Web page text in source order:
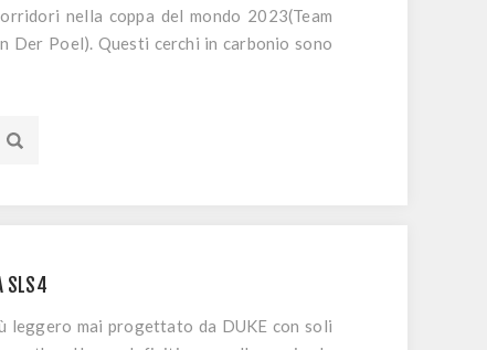
nella coppa del mondo 2023(Team
Der Poel). Questi cerchi in carbonio sono
profilo, più basso e largo, con profilo
dei raggi e aumentare così la rigidità
SLS4
leggero mai progettato da DUKE con soli